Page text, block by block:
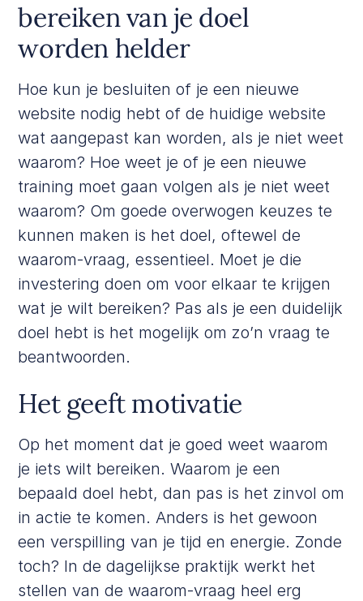
bereiken van je doel
worden helder
Hoe kun je besluiten of je een nieuwe
website nodig hebt of de huidige website
wat aangepast kan worden, als je niet weet
waarom? Hoe weet je of je een nieuwe
training moet gaan volgen als je niet weet
waarom? Om goede overwogen keuzes te
kunnen maken is het doel, oftewel de
waarom-vraag, essentieel. Moet je die
investering doen om voor elkaar te krijgen
wat je wilt bereiken? Pas als je een duidelijk
doel hebt is het mogelijk om zo’n vraag te
beantwoorden.
Het geeft motivatie
Op het moment dat je goed weet waarom
je iets wilt bereiken. Waarom je een
bepaald doel hebt, dan pas is het zinvol om
in actie te komen. Anders is het gewoon
een verspilling van je tijd en energie. Zonde
toch? In de dagelijkse praktijk werkt het
stellen van de waarom-vraag heel erg